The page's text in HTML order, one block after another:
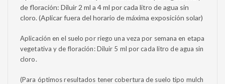
de floración: Diluir 2 ml a 4 ml por cada litro de agua sin
cloro. (Aplicar fuera del horario de máxima exposición solar)
Aplicación en el suelo por riego una veza por semana en etapa
vegetativa y de floración: Diluir 5 ml por cada litro de agua sin
cloro.
(Para óptimos resultados tener cobertura de suelo tipo mulch